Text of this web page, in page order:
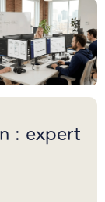
: expert